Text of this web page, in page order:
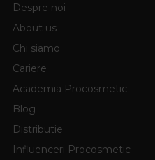
Despre noi
About us
Chi siamo
Cariere
Academia Procosmetic
Blog
Distributie
Influenceri Procosmetic